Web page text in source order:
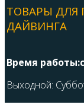
ТОВАРЫ
ДАЙВИНГА
Время
Выходной: